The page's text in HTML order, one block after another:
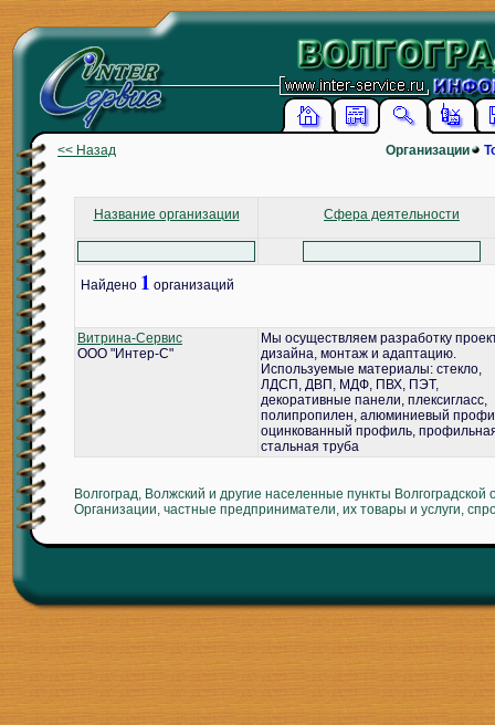
<< Назад Организации
Название организации Сфера деятельности
Найдено 1 организаций
Витрина-Сервис
ООО "Интер-С"
Мы осуществляем разработку
дизайна, монтаж и адаптацию.
Используемые материалы: стекло,
ЛДСП, ДВП, МДФ, ПВХ, ПЭТ,
декоративные панели, плексигласс,
полипропилен, алюминиевый
оцинкованный профиль,
стальная труба
Волгоград, Волжский и другие населенные пункты Волгоградской
Организации, частные предприниматели, их товары и услуги,